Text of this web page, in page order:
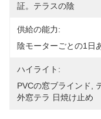
証。テラスの陰
供給の能力:
陰モーターごとの1日
ハイライト:
PVCの窓ブラインド
外窓テラ 日焼け止め